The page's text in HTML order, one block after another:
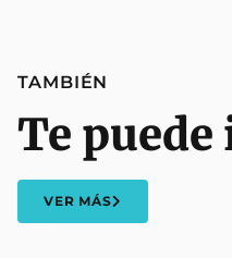
TAMBIÉN
Te
VER MÁS